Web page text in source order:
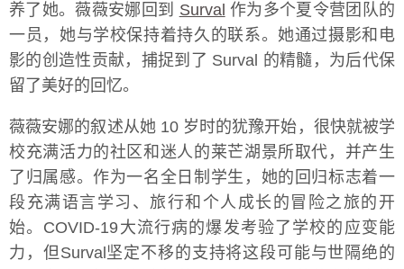
养了她。薇薇安娜回到 Surval 作为多个夏令营团队的
一员，她与学校保持着持久的联系。她通过摄影和电
影的创造性贡献，捕捉到了 Surval 的精髓，为后代保
留了美好的回忆。
薇薇安娜的叙述从她 10 岁时的犹豫开始，很快就被学
校充满活力的社区和迷人的莱芒湖景所取代，并产生
了归属感。作为一名全日制学生，她的回归标志着一
段充满语言学习、旅行和个人成长的冒险之旅的开
始。COVID-19大流行病的爆发考验了学校的应变能
力，但Surval坚定不移的支持将这段可能与世隔绝的